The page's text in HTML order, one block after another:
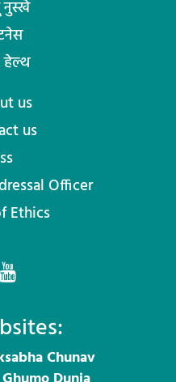
us
us
Officer
Ethics
Chunav